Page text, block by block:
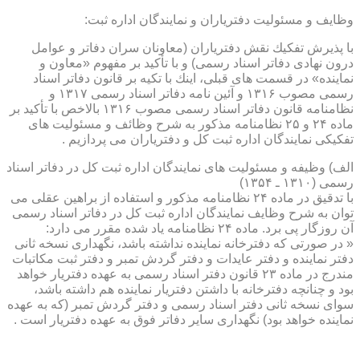
وظایف و مسئولیت دفتریاران و نمایندگان اداره ثبت:
با پذیرش تفكیك نقش دفتریاران (معاونان سران دفاتر و عوامل
درون نهادی دفاتر اسناد رسمی) و با تأكید بر مفهوم «معاون و
نماینده» در قسمت های قبلی، اینك با تكیه بر قانون دفاتر اسناد
رسمی مصوب ۱۳۱۶ و آئین نامه دفاتر اسناد رسمی ۱۳۱۷ و
نظامنامه قانون دفاتر اسناد رسمی مصوب ۱۳۱۶ بالاخص با تأكید بر
ماده ۲۴ و ۲۵ نظامنامه مذكور به شرح وظائف و مسئولیت های
تفكیكی نمایندگان اداره ثبت كل و دفتریاران می پردازیم .
الف) وظیفه و مسئولیت های نمایندگان اداره ثبت كل در دفاتر اسناد
رسمی (۱۳۱۰ ـ ۱۳۵۴)
با تدقیق در ماده ۲۴ نظامنامه مذكور و استفاده از براهین عقلی می
توان به شرح وظایف نمایندگان اداره ثبت كل در دفاتر اسناد رسمی
آن روزگار پی برد. ماده ۲۴ نظامنامه یاد شده مقرر می دارد:
« در صورتی كه دفترخانه نماینده نداشته باشد، نگهداری نسخه ثانی
دفتر نماینده و دفتر عایدات و دفتر گردش تمبر و دفتر ثبت مكاتبات
مندرج در ماده ۲۳ قانون دفتر اسناد رسمی به عهده دفتریار خواهد
بود و چنانچه دفترخانه با داشتن دفتریار نماینده هم داشته باشد،
سوای نسخه ثانی دفتر اسناد رسمی و دفتر گردش تمبر (كه به عهده
نماینده خواهد بود) نگهداری سایر دفاتر فوق به عهده دفتریار است .